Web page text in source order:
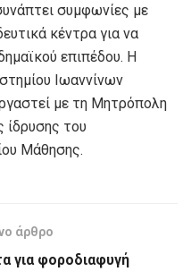
συμφωνίες με
κέντρα για να
επιπέδου. Η
Ιωαννίνων
με τη Μητρόπολη
ίδρυσης του
Μάθησης.
άρθρο
για φοροδιαφυγή